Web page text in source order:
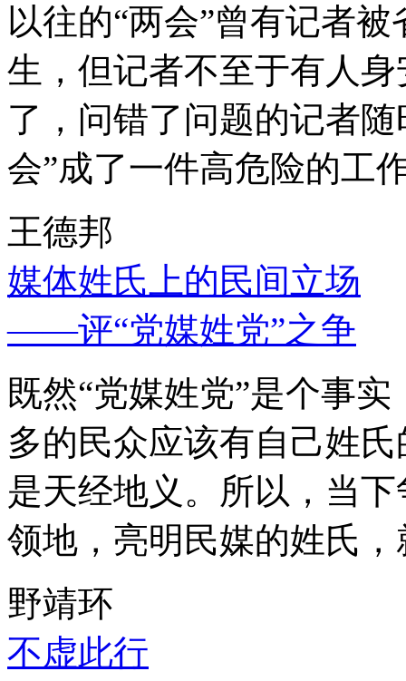
以往的“两会”曾有记者
生，但记者不至于有人
了，问错了问题的记者
会”成了一件高危险的工
王德邦
媒体姓氏上的民间立场
——评“党媒姓党”之争
既然“党媒姓党”是个事
多的民众应该有自己姓
是天经地义。所以，当
领地，亮明民媒的姓氏
野靖环
不虚此行